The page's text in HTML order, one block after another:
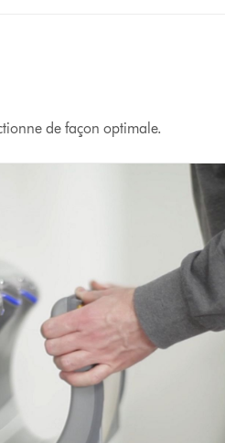
de façon optimale.